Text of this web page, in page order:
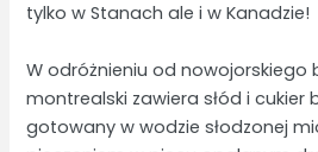
tylko w Stanach ale i w Kanadzie!
W odróżnieniu od nowojorskiego
montrealski zawiera słód i cukier
gotowany w wodzie słodzonej